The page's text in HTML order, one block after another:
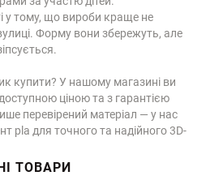
у тому, що вироби краще не
Форму вони збережуть, але
купити? У нашому магазині ви
ціною та з гарантією
перевірений матеріал — у нас
pla для точного та надійного 3D-
ТОВАРИ